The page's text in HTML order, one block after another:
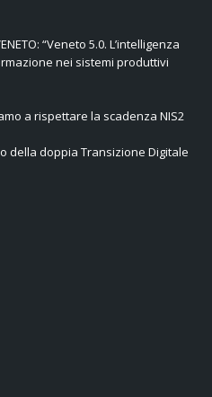
“Veneto 5.0. L’intelligenza
nei sistemi produttivi
a rispettare la scadenza NIS2
della doppia Transizione Digitale